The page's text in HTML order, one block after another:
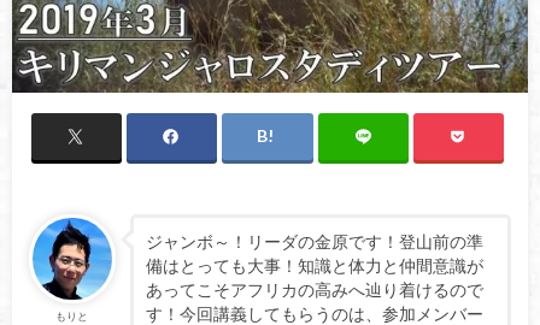
もりと
ジャンボ～！リーダの金原です！登山前の準
備はとっても大事！知識と体力と仲間意識が
あってこそアフリカの高みへ辿り着けるので
す！今回講義してもらうのは、参加メンバー